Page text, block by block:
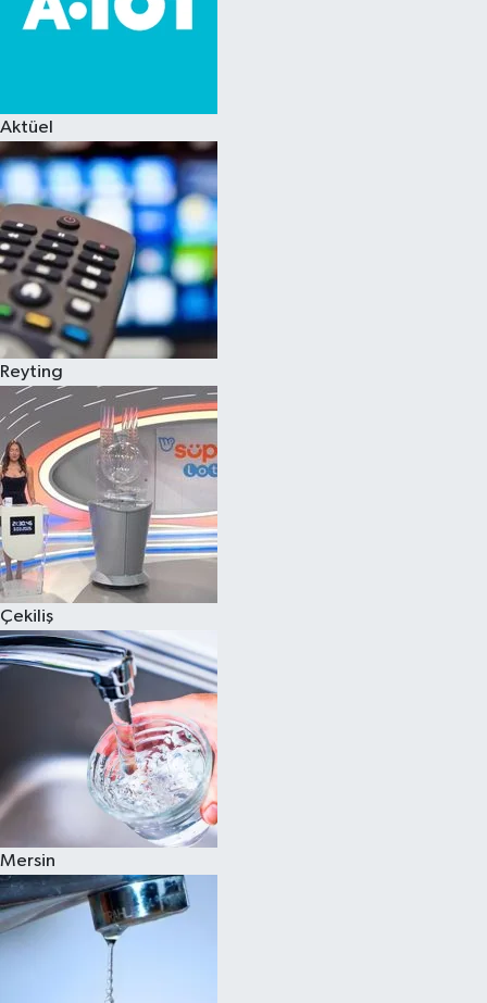
Aktüel
Reyting
Çekiliş
Mersin